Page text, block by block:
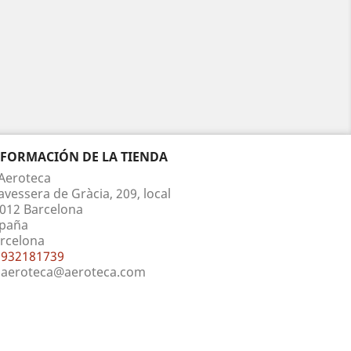
DE LA TIENDA
de Gràcia, 209, local
Barcelona
932181739